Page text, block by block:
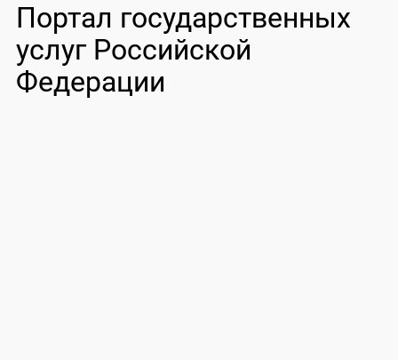
Портал государственных
услуг Российской
Федерации